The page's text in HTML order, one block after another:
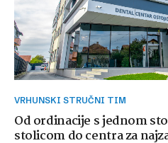
VRHUNSKI STRUČNI TIM
Od ordinacije s jednom
stolicom do centra za